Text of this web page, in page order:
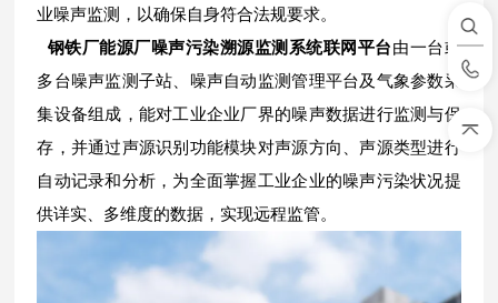
业噪声监测，以确保自身符合法规要求。
钢铁厂能源厂噪声污染溯源监测系统联网平台由一台或
多台噪声监测子站、噪声自动监测管理平台及气象参数采
集设备组成，能对工业企业厂界的噪声数据进行监测与保
存，并通过声源识别功能模块对声源方向、声源类型进行
自动记录和分析，为全面掌握工业企业的噪声污染状况提
供详实、多维度的数据，实现远程监管。